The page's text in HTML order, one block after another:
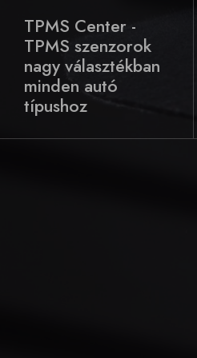
content
TPMS Center -
TPMS szenzorok
nagy választékban
minden autó
típushoz